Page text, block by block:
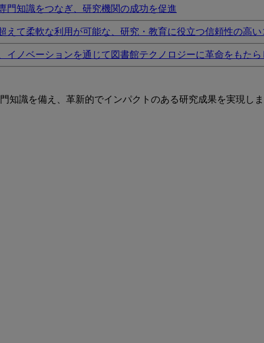
門知識をつなぎ、研究機関の成功を促進
えて柔軟な利用が可能な、研究・教育に役立つ信頼性の高い
イノベーションを通じて図書館テクノロジーに革命をもたら
識を備え、革新的でインパクトのある研究成果を実現しま